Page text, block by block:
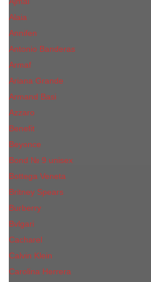
Alaia
Annifen
Antonio Banderas
Armaf
Ariana Grande
Armand Basi
Azzaro
Benefit
Beyonce
Bond № 9 unisex
Bottega Veneta
Britney Spears
Burberry
Bvlgari
Cacharel
Calvin Klein
Carolina Herrera